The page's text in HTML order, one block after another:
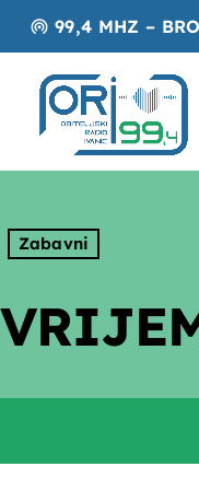
wifi_tethering 99,4 MHZ –
Zabavni